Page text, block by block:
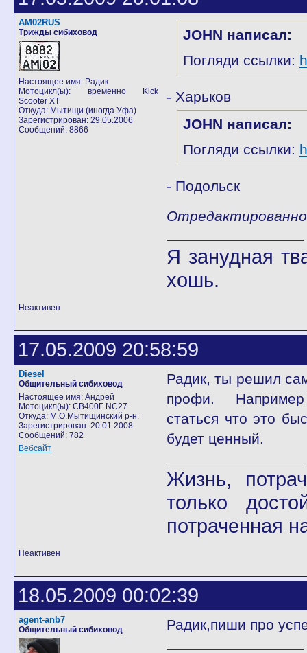
AM02RUS
Трижды сибиховод
Настоящее имя: Радик
Мотоцикл(ы): временно Kick
Scooter XT
Откуда: Мытищи (иногда Уфа)
Зарегистрирован: 29.05.2006
Сообщений: 8866
JOHN написал:
Погляди ссылки:
- Харьков
JOHN написал:
Погляди ссылки:
- Подольск
Я занудная
хошь.
Неактивен
17.05.2009 20:58:59
Diesel
Общительный сибиховод
Настоящее имя: Андрей
Мотоцикл(ы): CB400F NC27
Откуда: М.О.Мытищинский р-н.
Зарегистрирован: 20.01.2008
Сообщений: 782
Вебсайт
Радик, ты решил
профи.
статься что это
будет ценный.
Жизнь,
только
потраченная
Неактивен
18.05.2009 00:02:39
agent-anb7
Общительный сибиховод Радик,пиши про